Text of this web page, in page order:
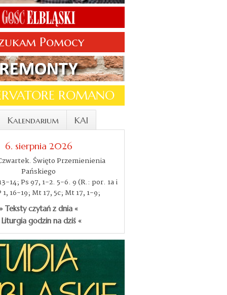
Pomocy
ROMANO
Kalendarium KAI
6. sierpnia 2026
Święto Przemienienia
Pańskiego
14; Ps 97, 1-2. 5-6. 9 (R.: por. 1a i
1, 16-19; Mt 17, 5c; Mt 17, 1-9;
Teksty czytań z dnia «
Liturgia godzin na dziś «